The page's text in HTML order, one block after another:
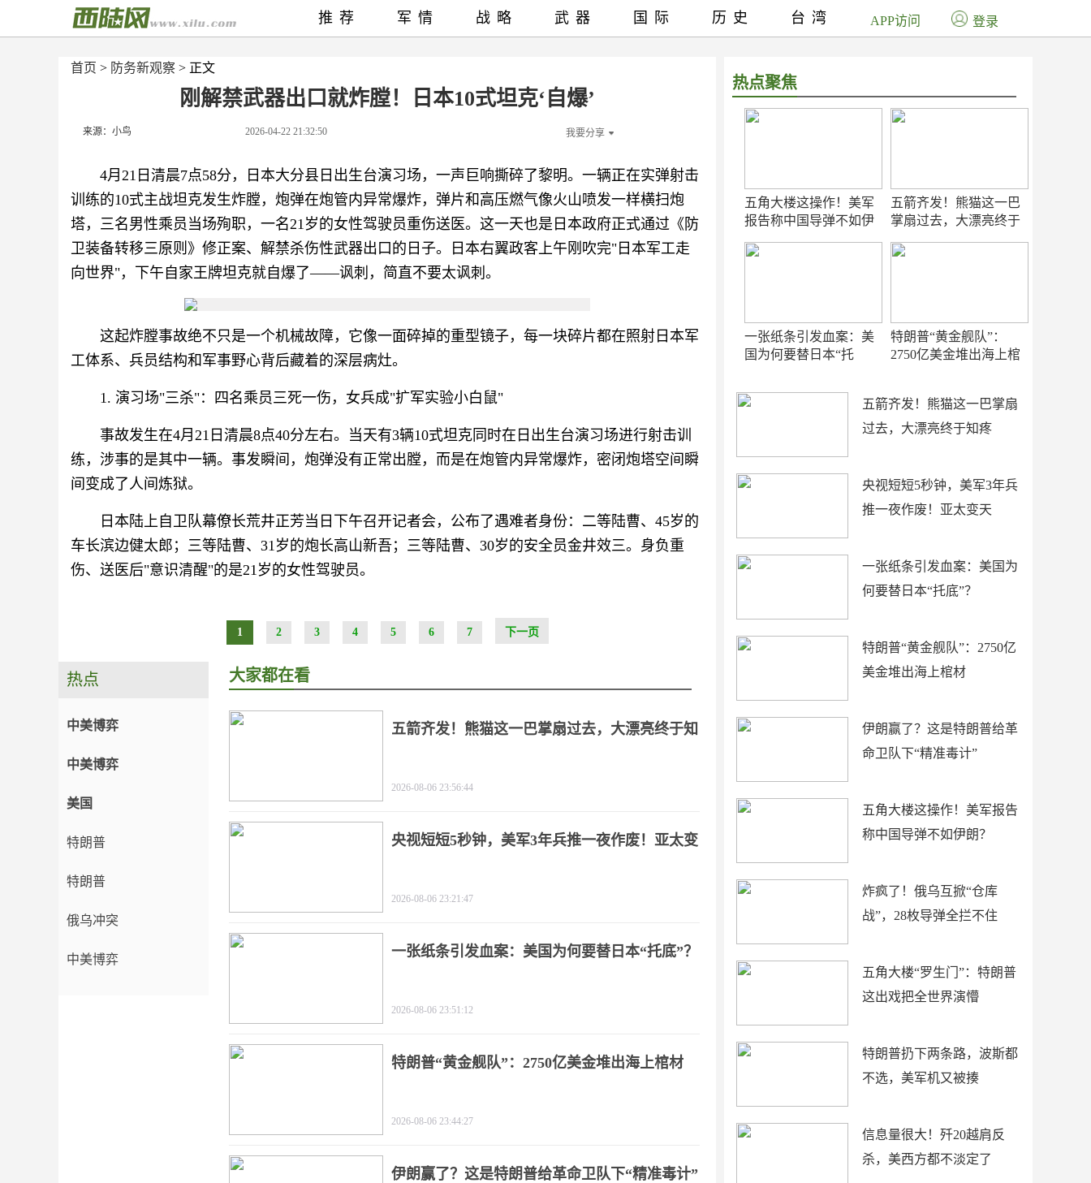
首页 > 防务新观察 > 正文
刚解禁武器出口就炸膛！日本10式坦克‘自爆’
来源：小鸟 2026-04-22 21:32:50 我要分享
4月21日清晨7点58分，日本大分县日出生台演习场，一声巨响撕碎了黎明。一辆正在实弹射击
训练的10式主战坦克发生炸膛，炮弹在炮管内异常爆炸，弹片和高压燃气像火山喷发一样横扫炮
塔，三名男性乘员当场殉职，一名21岁的女性驾驶员重伤送医。这一天也是日本政府正式通过《防
卫装备转移三原则》修正案、解禁杀伤性武器出口的日子。日本右翼政客上午刚吹完"日本军工走
向世界"，下午自家王牌坦克就自爆了——讽刺，简直不要太讽刺。
这起炸膛事故绝不只是一个机械故障，它像一面碎掉的重型镜子，每一块碎片都在照射日本军
工体系、兵员结构和军事野心背后藏着的深层病灶。
1. 演习场"三杀"：四名乘员三死一伤，女兵成"扩军实验小白鼠"
事故发生在4月21日清晨8点40分左右。当天有3辆10式坦克同时在日出生台演习场进行射击训
练，涉事的是其中一辆。事发瞬间，炮弹没有正常出膛，而是在炮管内异常爆炸，密闭炮塔空间瞬
间变成了人间炼狱。
日本陆上自卫队幕僚长荒井正芳当日下午召开记者会，公布了遇难者身份：二等陆曹、45岁的
车长滨边健太郎；三等陆曹、31岁的炮长高山新吾；三等陆曹、30岁的安全员金井效三。身负重
伤、送医后"意识清醒"的是21岁的女性驾驶员。
1 2 3 4 5 6 7 下一页
热点聚焦
五角大楼这操作！美军
报告称中国导弹不如伊
五箭齐发！熊猫这一巴
掌扇过去，大漂亮终于
一张纸条引发血案：美
国为何要替日本“托
特朗普“黄金舰队”：
2750亿美金堆出海上棺
五箭齐发！熊猫这一巴掌扇
过去，大漂亮终于知疼
央视短短5秒钟，美军3年兵
推一夜作废！亚太变天
一张纸条引发血案：美国为
何要替日本“托底”？
特朗普“黄金舰队”：2750亿
美金堆出海上棺材
伊朗赢了？这是特朗普给革
命卫队下“精准毒计”
五角大楼这操作！美军报告
称中国导弹不如伊朗？
炸疯了！俄乌互掀“仓库
战”，28枚导弹全拦不住
五角大楼“罗生门”：特朗普
这出戏把全世界演懵
特朗普扔下两条路，波斯都
不选，美军机又被揍
信息量很大！歼20越肩反
杀，美西方都不淡定了
推荐 军情 战略 武器 国际 历史 台湾 APP访问 登录
热点
中美博弈
中美博弈
美国
特朗普
特朗普
俄乌冲突
中美博弈
大家都在看
五箭齐发！熊猫这一巴掌扇过去，大漂亮终于知
2026-08-06 23:56:44
央视短短5秒钟，美军3年兵推一夜作废！亚太变
2026-08-06 23:21:47
一张纸条引发血案：美国为何要替日本“托底”？
2026-08-06 23:51:12
特朗普“黄金舰队”：2750亿美金堆出海上棺材
2026-08-06 23:44:27
伊朗赢了？这是特朗普给革命卫队下“精准毒计”